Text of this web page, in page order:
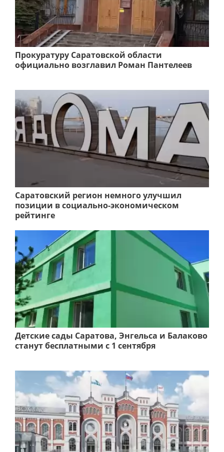
Прокуратуру Саратовской области
официально возглавил Роман Пантелеев
Саратовский регион немного улучшил
позиции в социально-экономическом
рейтинге
Детские сады Саратова, Энгельса и Балаково
станут бесплатными с 1 сентября